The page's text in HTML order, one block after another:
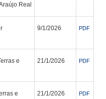
Real
9/1/2026 PDF
e
21/1/2026 PDF
e
21/1/2026 PDF